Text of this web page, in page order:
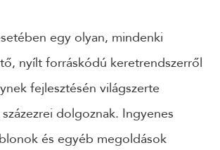
egy olyan, mindenki
nyílt forráskódú keretrendszerről
fejlesztésén világszerte
dolgoznak. Ingyenes
és egyéb megoldások